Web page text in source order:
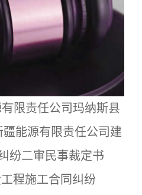
限责任公司玛纳斯县
能源有限责任公司建
纷二审民事裁定书
施工合同纠纷